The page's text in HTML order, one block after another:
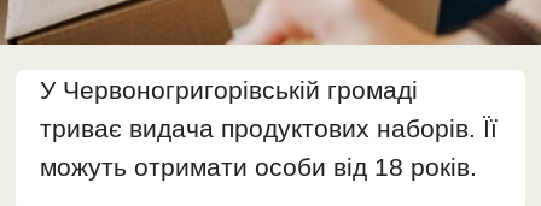
У Червоногригорівській громаді
триває видача продуктових наборів. Її
можуть отримати особи від 18 років.